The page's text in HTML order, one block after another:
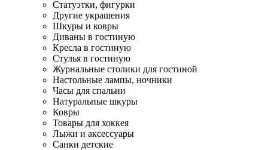
Статуэтки, фигурки
Другие украшения
Шкуры и ковры
Диваны в гостиную
Кресла в гостиную
Стулья в гостиную
Журнальные столики для гостиной
Настольные лампы, ночники
Часы для спальни
Натуральные шкуры
Ковры
Товары для хоккея
Лыжи и аксессуары
Санки детские